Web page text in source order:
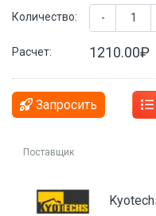
Количество: -
Расчет: 1210.00₽
Запросить
Поставщик